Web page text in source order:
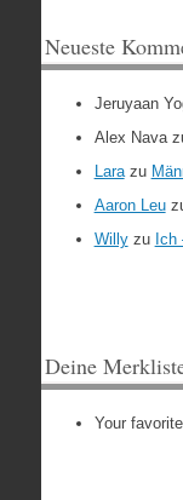
Neueste
Jeruyaan
Alex Nava
Larazu
Aaron Leu
Willyzu
Deine
Your